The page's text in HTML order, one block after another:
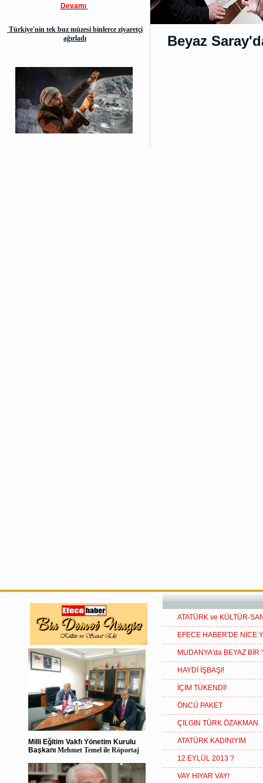
Devamı
Türkiye'nin tek buz müzesi binlerce ziyaretçi
ağırladı
Beyaz
Milli Eğitim Vakfı Yönetim Kurulu
Başkanı Mehmet Temel ile Röportaj
ATATÜRK ve KÜLTÜR-
EFECE HABER'DE NİCE
MUDANYA'da BEYAZ BİR
HAYDİ İŞBAŞI!
İÇİM TÜKENDİ!
ÖNCÜ PAKET
ÇILGIN TÜRK ÖZAKMAN
ATATÜRK KADINIYIM
12 EYLÜL 2013 ?
VAY HIYAR VAY!